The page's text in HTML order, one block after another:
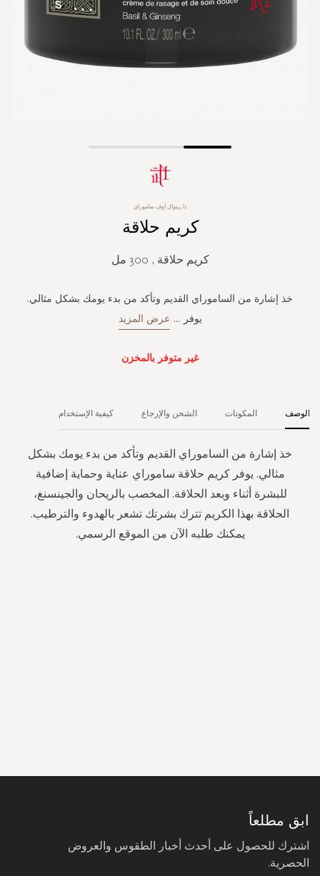
ذا ريتوال أوف ساموراي
كريم حلاقة
كريم حلاقة , 300 مل
خذ إشارة من الساموراي القديم وتأكد من بدء يومك بشكل مثالي.
يوفر ... عرض المزيد
غير متوفر بالمخزن
الوصف
خذ إشارة من الساموراي القديم وتأكد من بدء يومك بشكل
مثالي. يوفر كريم حلاقة ساموراي عناية وحماية إضافية
للبشرة أثناء وبعد الحلاقة. المخصب بالريحان والجينسنغ،
الحلاقة بهذا الكريم تترك بشرتك تشعر بالهدوء والترطيب.
يمكنك طلبه الآن من الموقع الرسمي.
المكونات الشحن والإرجاع كيفية الإستخدام
ابق مطلعاً
اشترك للحصول على أحدث أخبار الطقوس والعروض
الحصرية.